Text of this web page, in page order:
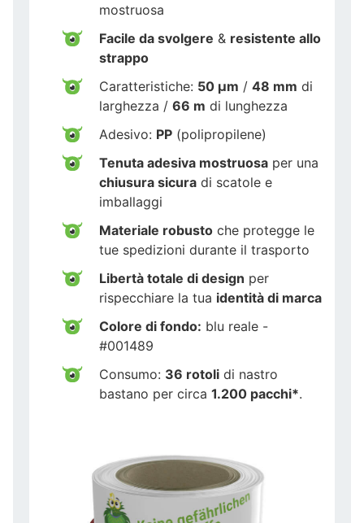
mostruosa
Facile da svolgere & resistente allo
strappo
Caratteristiche: 50 µm / 48 mm di
larghezza / 66 m di lunghezza
Adesivo: PP (polipropilene)
Tenuta adesiva mostruosa per una
chiusura sicura di scatole e
imballaggi
Materiale robusto che protegge le
tue spedizioni durante il trasporto
Libertà totale di design per
rispecchiare la tua identità di marca
Colore di fondo: blu reale -
#001489
Consumo: 36 rotoli di nastro
bastano per circa 1.200 pacchi*.